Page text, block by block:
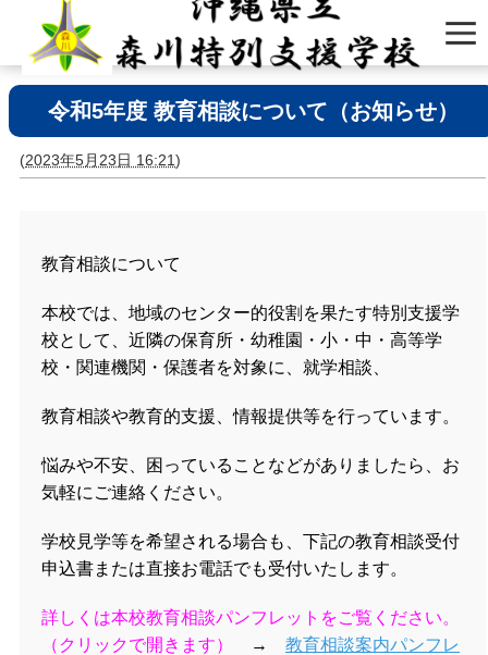
令和5年度 教育相談について（お知らせ）
(2023年5月23日 16:21)
教育相談について
本校では、地域のセンター的役割を果たす特別支援学
校として、近隣の保育所・幼稚園・小・中・高等学
校・関連機関・保護者を対象に、就学相談、
教育相談や教育的支援、情報提供等を行っています。
悩みや不安、困っていることなどがありましたら、お
気軽にご連絡ください。
学校見学等を希望される場合も、下記の教育相談受付
申込書または直接お電話でも受付いたします。
詳しくは本校教育相談パンフレットをご覧ください。
（クリックで開きます）
→ 教育相談案内パンフレ